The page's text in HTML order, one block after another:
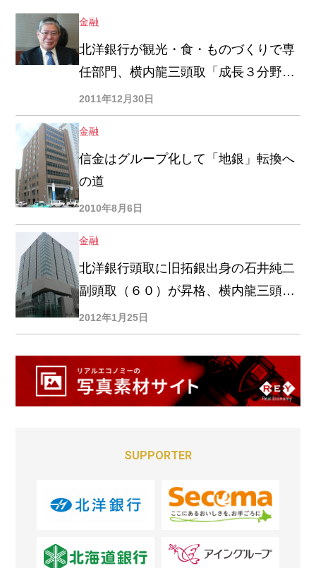
金融
北洋銀行が観光・食・ものづくりで専
任部門、横内龍三頭取「成長３分野で
支援は”早く、深く、厚く”」
2011年12月30日
金融
信金はグループ化して「地銀」転換へ
の道
2010年8月6日
金融
北洋銀行頭取に旧拓銀出身の石井純二
副頭取（６０）が昇格、横内龍三頭取
は会長就任で経済界枢要ポストへ
2012年1月25日
SUPPORTER